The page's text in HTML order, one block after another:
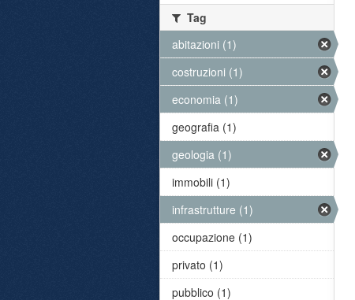
Tag
abitazioni (1)
costruzioni (1)
economia (1)
geografia (1)
geologia (1)
immobili (1)
infrastrutture (1)
occupazione (1)
privato (1)
pubblico (1)